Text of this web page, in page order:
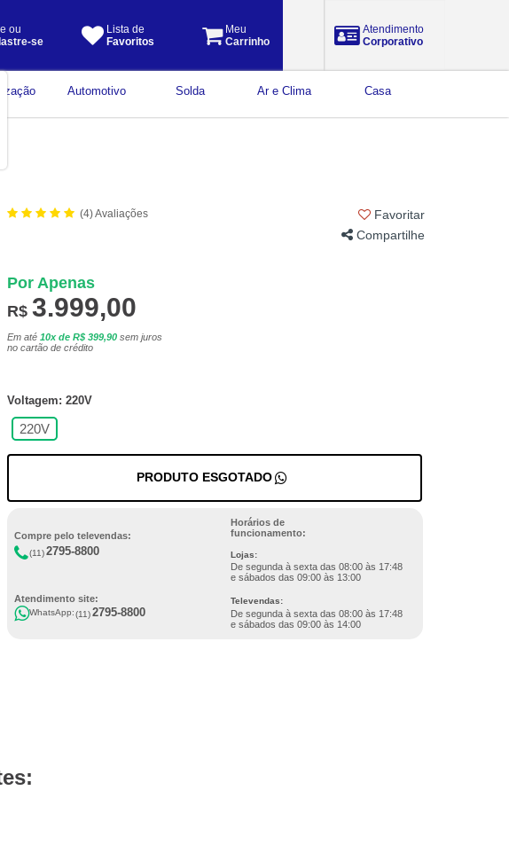
ou
se
Lista de
Favoritos
Meu
Carrinho
Atendimento
Corporativo
Automotivo Solda Ar e Clima Casa
(4) Avaliações
Favoritar
Compartilhe
Por Apenas
R$ 3.999,00
Em até 10x de R$ 399,90sem juros
no cartão de crédito
Voltagem: 220V
220V
PRODUTO ESGOTADO
Compre pelo televendas:
(11) 2795-8800
Atendimento site:
WhatsApp:(11) 2795-8800
Horários de
funcionamento:
Lojas:
De segunda à sexta das 08:00 às 17:48
e sábados das 09:00 às 13:00
Televendas:
De segunda à sexta das 08:00 às 17:48
e sábados das 09:00 às 14:00